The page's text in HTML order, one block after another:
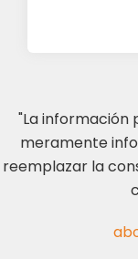
"La información
meramente
reemplazar la